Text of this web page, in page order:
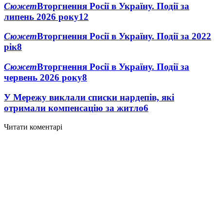
СюжетВторгнення Росії в Україну. Події за
липень 2026 року12
СюжетВторгнення Росії в Україну. Події за 2022
рік8
СюжетВторгнення Росії в Україну. Події за
червень 2026 року8
У Мережу виклали списки нардепів, які
отримали компенсацію за житло6
Читати коментарі